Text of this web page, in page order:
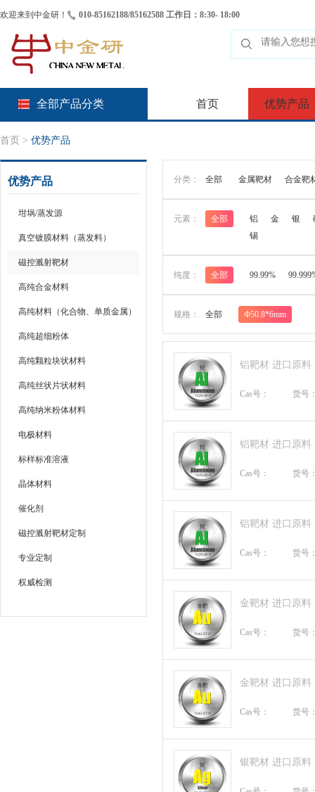
欢迎来到中金研！ 010-85162188/85162588 工作日：8:30- 18:00
全部产品分类 首页 优势产品
首页 > 优势产品
优势产品
坩埚/蒸发源
真空镀膜材料（蒸发料）
磁控溅射靶材
高纯合金材料
高纯材料（化合物、单质金属）
高纯超细粉体
高纯颗粒块状材料
高纯丝状片状材料
高纯纳米粉体材料
电极材料
标样标准溶液
晶体材料
催化剂
磁控溅射靶材定制
专业定制
权威检测
分类： 全部 金属靶材 合金靶
元素： 全部 铝 金 银
锡
纯度： 全部 99.99%
规格： 全部 Ф50.8*6mm
铝靶材 进口原料
Cas号： 货号
铝靶材 进口原料
Cas号： 货号
铝靶材 进口原料
Cas号： 货号
金靶材 进口原料
Cas号： 货号
金靶材 进口原料
Cas号： 货号
银靶材 进口原料